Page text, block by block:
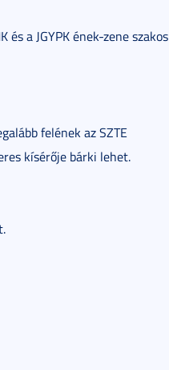
a JGYPK ének-zene szakos
felének az SZTE
kísérője bárki lehet.